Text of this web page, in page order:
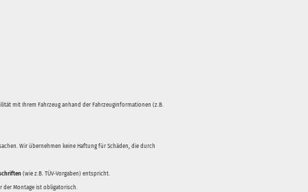
mit Ihrem Fahrzeug anhand der Fahrzeuginformationen (z.B.
Wir übernehmen keine Haftung für Schäden, die durch
(wie z.B. TÜV-Vorgaben) entspricht.
der Montage ist obligatorisch.